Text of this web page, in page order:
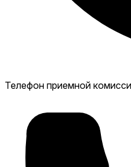
Телефон приемной